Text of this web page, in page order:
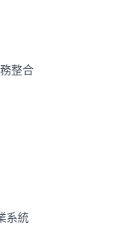
整合
系統